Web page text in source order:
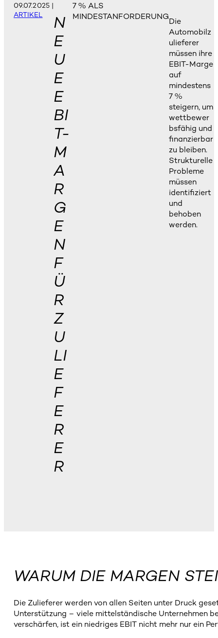
09.07.2025|
ARTIKEL
N
E
U
E
E
BI
T-
M
A
R
G
E
N
F
Ü
R
Z
U
LI
E
F
E
R
E
R
7 % ALS
MINDESTANFORDERUNG
Die
Automobilz
ulieferer
müssen ihre
EBIT-Marge
auf
mindestens
7 %
steigern, um
wettbewer
bsfähig und
finanzierbar
zu bleiben.
Strukturelle
Probleme
müssen
identifiziert
und
behoben
werden.
WARUM DIE MARGEN
Die Zulieferer werden von allen Seiten unter Druck
Unterstützung – viele mittelständische Unternehmen
verschärfen, ist ein niedriges EBIT nicht mehr nur ein